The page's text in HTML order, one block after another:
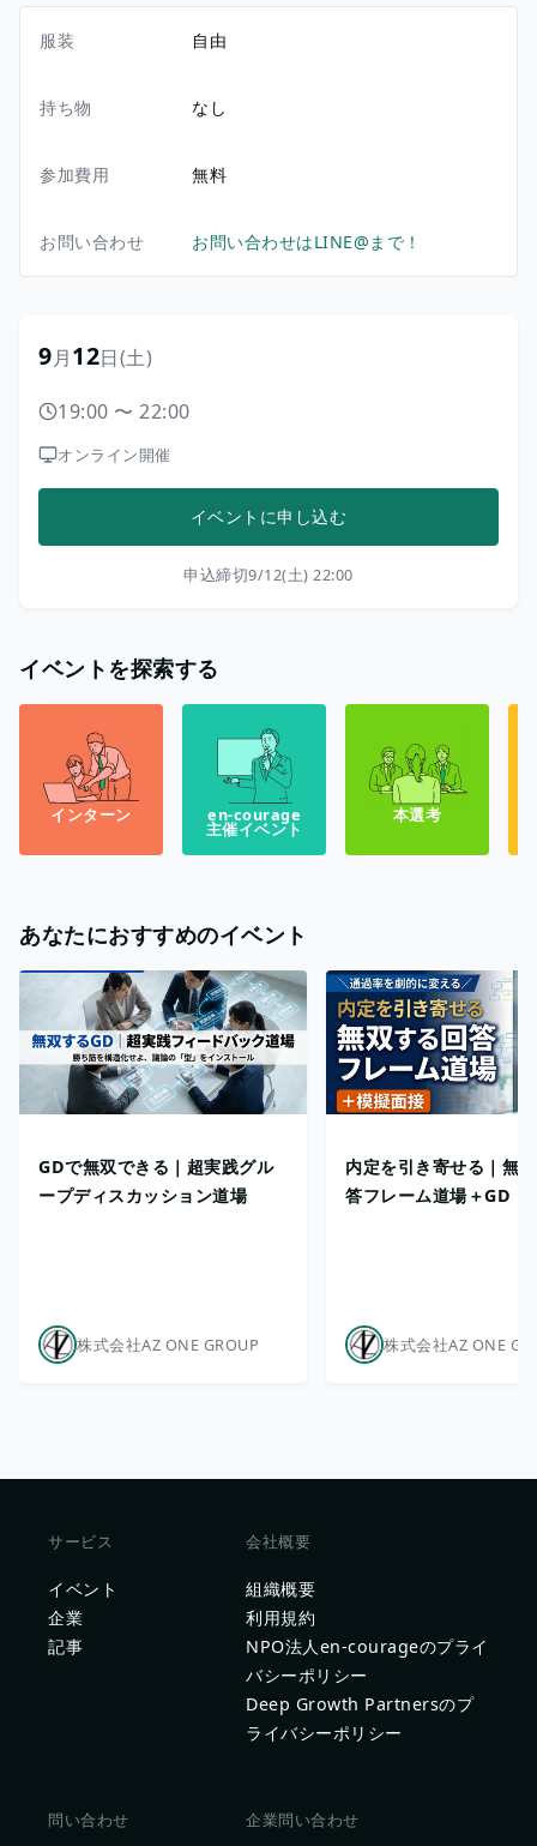
服装 自由
持ち物 なし
参加費用 無料
お問い合わせ お問い合わせはLINE@まで！
イベントを探索する
インターン en-courage
主催イベント
本選考
あなたにおすすめのイベント
GDで無双できる｜超実践グル
ープディスカッション道場
株式会社AZ ONE GROUP
内定を引き寄せる｜無
答フレーム道場＋GD
株式会社AZ ONE
9月12日(土)
19:00 〜 22:00
オンライン開催
イベントに申し込む
申込締切9/12(土) 22:00
サービス
イベント
企業
記事
会社概要
組織概要
利用規約
NPO法人en-courageのプライ
バシーポリシー
Deep Growth Partnersのプ
ライバシーポリシー
問い合わせ 企業問い合わせ